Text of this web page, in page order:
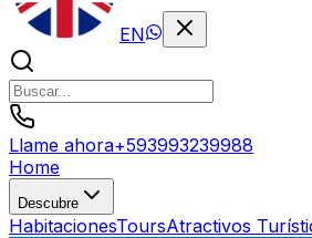
EN
Llame ahora+593993239988
Home
Descubre
HabitacionesToursAtractivos